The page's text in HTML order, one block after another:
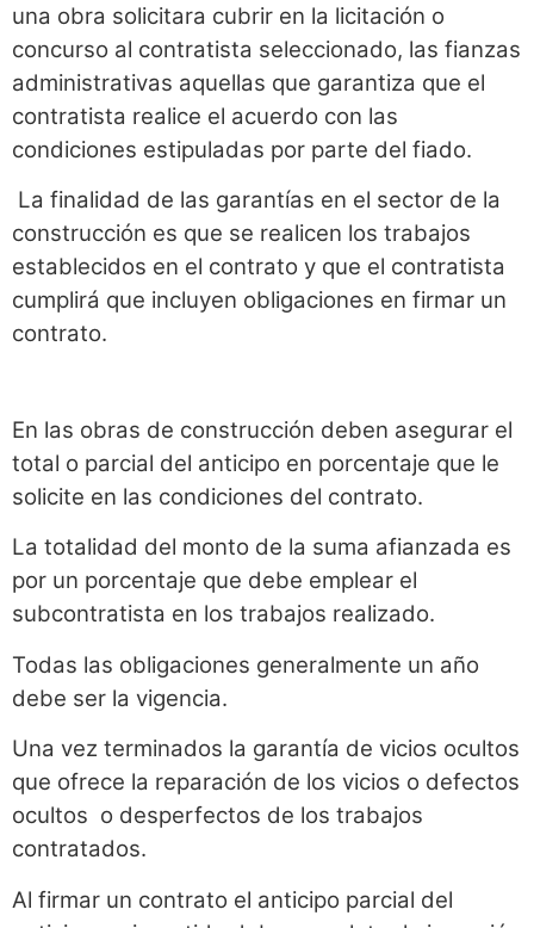
una obra solicitara cubrir en la licitación o
concurso al contratista seleccionado, las fianzas
administrativas aquellas que garantiza que el
contratista realice el acuerdo con las
condiciones estipuladas por parte del fiado.
La finalidad de las garantías en el sector de la
construcción es que se realicen los trabajos
establecidos en el contrato y que el contratista
cumplirá que incluyen obligaciones en firmar un
contrato.
En las obras de construcción deben asegurar el
total o parcial del anticipo en porcentaje que le
solicite en las condiciones del contrato.
La totalidad del monto de la suma afianzada es
por un porcentaje que debe emplear el
subcontratista en los trabajos realizado.
Todas las obligaciones generalmente un año
debe ser la vigencia.
Una vez terminados la garantía de vicios ocultos
que ofrece la reparación de los vicios o defectos
ocultos o desperfectos de los trabajos
contratados.
Al firmar un contrato el anticipo parcial del